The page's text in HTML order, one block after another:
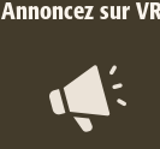
Annoncez sur